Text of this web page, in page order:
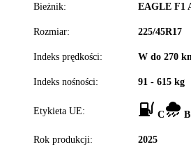
Bieżnik: EAGLE F1
Rozmiar: 225/45R17
Indeks prędkości: W do 270
Indeks nośności: 91 - 615 kg
Etykieta UE: C B
Rok produkcji: 2025